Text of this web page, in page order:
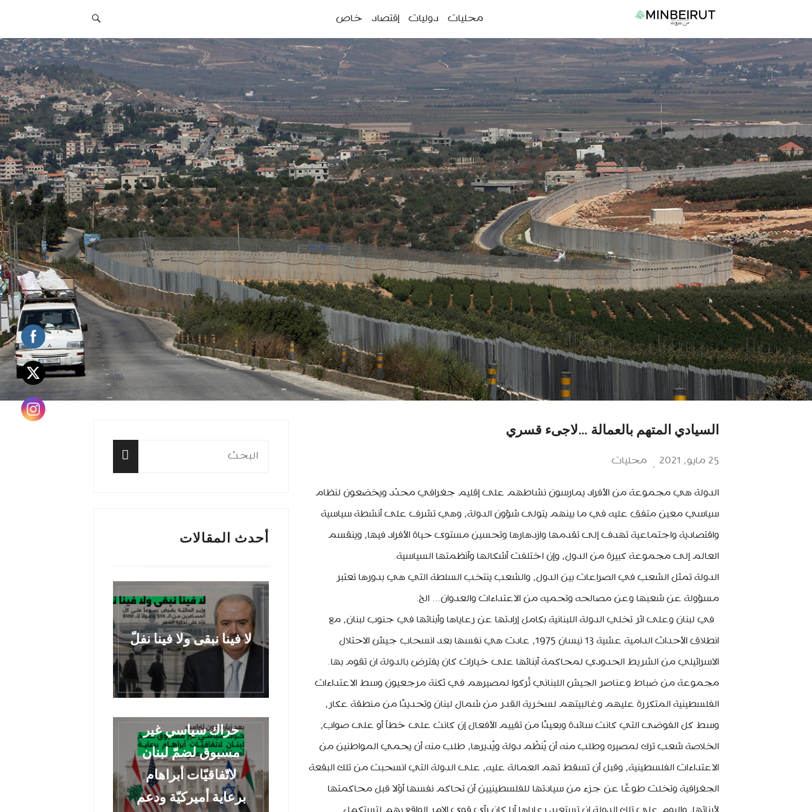
المحتوى
الرئيسية
محليات دوليات إقتصاد خاص
التواصل
الاجتماعي
السيادي المتهم بالعمالة …لاجىء قسري
25 مايو، 2021 محليات
الدولة هي مجموعة من الأفراد يمارسون نشاطهم على إقليم جغرافي محدّد ويخضعون لنظام
سياسي معين متفق عليه في ما بينهم يتولى شؤون الدولة، وهي تشرف على أنشطة سياسية
واقتصادية واجتماعية تهدف إلى تقدمها وازدهارها وتحسين مستوى حياة الأفراد فيها، وينقسم
العالم إلى مجموعة كبيرة من الدول، وإن اختلفت أشكالها وأنظمتها السياسية.
الدولة تمثل الشعب في الصراعات بين الدول، والشعب ينتخب السلطة التي هي بدورها تعتبر
مسؤولة عن شعبها وعن مصالحه وتحميه من الاعتداءات والعدوان… الخ.
في لبنان وعلى اثر تخلي الدولة اللبنانية بكامل إرادتها عن رعاياها وأبنائها في جنوب لبنان، مع
انطلاق الأحداث الدامية عشية 13 نيسان 1975، عادت هي نفسها بعد انسحاب جيش الاحتلال
الاسرائيلي من الشريط الحدودي لمحاكمة أبنائها على خيارات كان يفترض بالدولة ان تقوم بها.
مجموعة من ضباط وعناصر الجيش اللبناني تُركوا لمصيرهم في ثكنة مرجعيون وسط الاعتداءات
الفلسطينية المتكررة عليهم وغالبيتهم لسخرية القدر من شمال لبنان وتحديدًا من منطقة عكار،
وسط كل الفوضى التي كانت سائدة وبعيدًا من تقييم الأفعال إن كانت على خطأ أو على صواب،
الخلاصة شعب ترك لمصيره وطلب منه أن يُنظّم دولة ويُديرها، طلب منه أن يحمي المواطنين من
الاعتداءات الفلسطينية، وقبل أن تسقط تهم العمالة عليه، على الدولة التي انسحبت من تلك البقعة
الجغرافية وتخلت طوعًا عن جزء من سيادتها للفلسطينيين أن تحاكم نفسها أوّلا قبل محاكمتها
البحث
أحدث المقالات
لا فينا نبقى ولا فينا نفلّ
حراك سياسي غير
مسبوق لضمّ لبنان
لاتّفاقيّات أبراهام
برعاية أميركيّة ودعم